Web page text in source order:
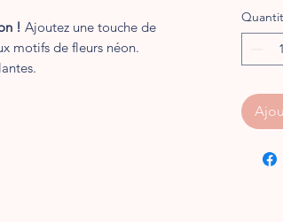
! Ajoutez une touche de
motifs de fleurs néon.